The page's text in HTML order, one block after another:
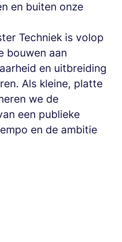
en buiten onze
Techniek is volop
bouwen aan
en uitbreiding
Als kleine, platte
we de
een publieke
en de ambitie